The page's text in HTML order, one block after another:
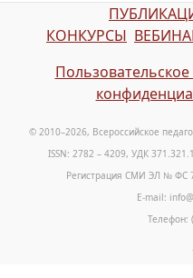
КОНКУРСЫ
© 2010–2026, Всероссийское
ISSN: 2782 – 4209, УДК
Регистрация СМИ ЭЛ № ФС
E-mail:
Телефон: